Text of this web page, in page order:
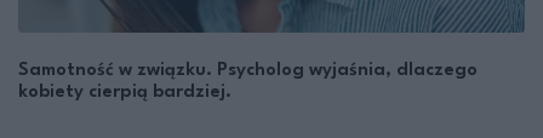
Samotność w związku. Psycholog wyjaśnia, dlaczego
kobiety cierpią bardziej.